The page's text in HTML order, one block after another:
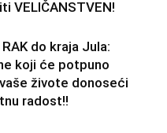
VELIČANSTVEN!
RAK do kraja Jula:
koji će potpuno
živote donoseći
radost!!